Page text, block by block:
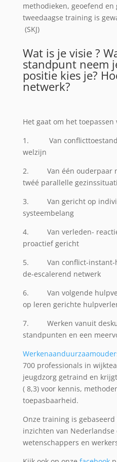
methodieken, geoefend
tweedaagse training is
(SKJ)
Wat is je visie ?
standpunt neem
positie kies je?
netwerk?
Het gaat om het
1. Van conflicttoestand
welzijn
2. Van één ouderpaar
twéé parallelle
3. Van gericht op
systeembelang
4. Van verleden-
proactief gericht
5. Van conflict-instant-
de-escalerend netwerk
6. Van volgende
op leren gerichte
7. Werken vanuit
standpunten en een
700 professionals in
jeugdzorg getraind en
( 8,3) voor kennis,
toepasbaarheid.
Onze training is
inzichten van
wetenschappers en